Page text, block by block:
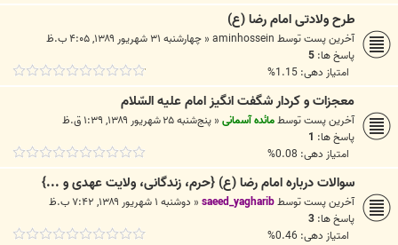
طرح ولادتی امام رضا (ع)
آخرین پست توسطaminhossein
« چهارشنبه ۳۱ شهریور ۱۳۸۹, ۴:۰۵ ب.ظ
پاسخ ها: 5
امتیاز دهی: 1.15%
معجزات و كردار شگفت انگيز امام عليه السّلام‏
آخرین پست توسطمائده آسمانی« پنج‌شنبه ۲۵ شهریور ۱۳۸۹, ۱:۳۹ ق.ظ
پاسخ ها: 1
امتیاز دهی: 0.08%
سوالات درباره امام رضا (ع) {حرم، زندگانی، ولایت عهدی و ...}
آخرین پست توسطsaeed_yagharib
« دوشنبه ۱ شهریور ۱۳۸۹, ۷:۴۲ ب.ظ
پاسخ ها: 3
امتیاز دهی: 0.46%